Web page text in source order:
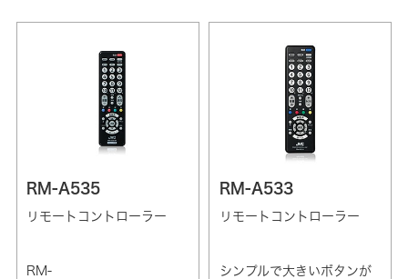
RM-A535
リモートコントローラー
RM-
RM-A533
リモートコントローラー
シンプルで大きいボタンが